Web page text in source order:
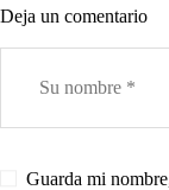
Deja un comentario
Guarda mi